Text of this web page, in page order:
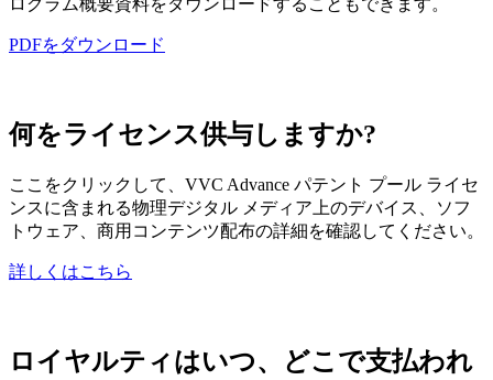
ログラム概要資料をダウンロードすることもできます。
PDFをダウンロード
何をライセンス供与しますか?
ここをクリックして、VVC Advance パテント プール ライセ
ンスに含まれる物理デジタル メディア上のデバイス、ソフ
トウェア、商用コンテンツ配布の詳細を確認してください。
詳しくはこちら
ロイヤルティはいつ、どこで支払われ